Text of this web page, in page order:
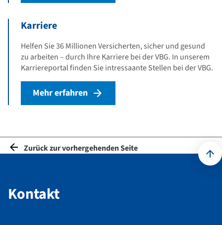
Karriere
Helfen Sie 36 Millionen Versicherten, sicher und gesund
zu arbeiten – durch Ihre Karriere bei der VBG. In unserem
Karriereportal finden Sie intressaante Stellen bei der VBG.
Mehr erfahren
Zurück zur vorhergehenden Seite
Kontakt